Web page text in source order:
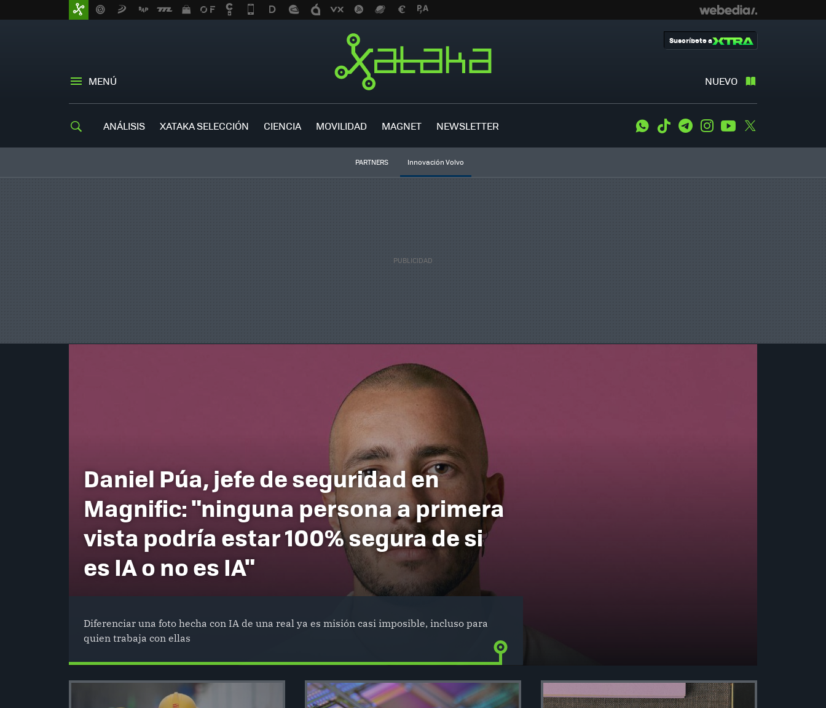
MENÚ NUEVO
Suscríbete a
ANÁLISIS XATAKA SELECCIÓN CIENCIA MOVILIDAD MAGNET NEWSLETTER WhatsApp
Tiktok TelegramInstagramYoutube
PARTNERS Innovación Volvo
Daniel Púa, jefe de seguridad en
Magnific: "ninguna persona a primera
vista podría estar 100% segura de si
es IA o no es IA"
Diferenciar una foto hecha con IA de una real ya es misión casi imposible, incluso para
quien trabaja con ellas